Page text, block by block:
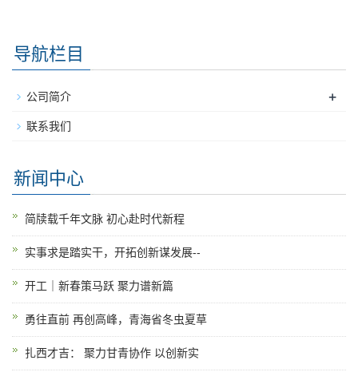
导航栏目
公司简介 +
联系我们
新闻中心
简牍载千年文脉 初心赴时代新程
实事求是踏实干，开拓创新谋发展--
开工｜新春策马跃 聚力谱新篇
勇往直前 再创高峰，青海省冬虫夏草
扎西才吉： 聚力甘青协作 以创新实